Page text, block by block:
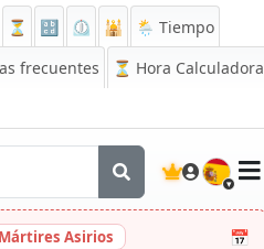
⏳ 🔡 ⏲️ 🕌
🌦️ Tiempo
frecuentes
⏳ Hora Calculadora
🇪🇸
Asirios 📅